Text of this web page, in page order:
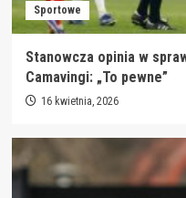
Sportowe
Stanowcza opinia w
Camavingi: „To pewne”
16 kwietnia, 2026